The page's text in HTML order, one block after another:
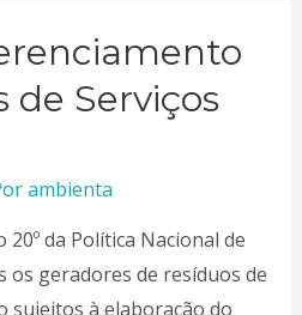
de Serviços
ambienta
da Política Nacional de
os geradores de resíduos de
sujeitos à elaboração do